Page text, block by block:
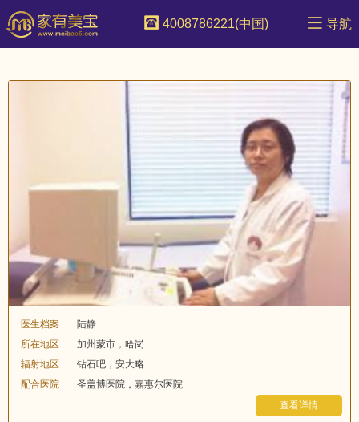
4008786221(中国) 导航
医生档案
陆静
所在地区
加州蒙市，哈岗
辐射地区
钻石吧，安大略
配合医院
圣盖博医院，嘉惠尔医院
查看详情